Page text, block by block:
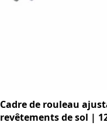
Cadre de rouleau
revêtements de sol |